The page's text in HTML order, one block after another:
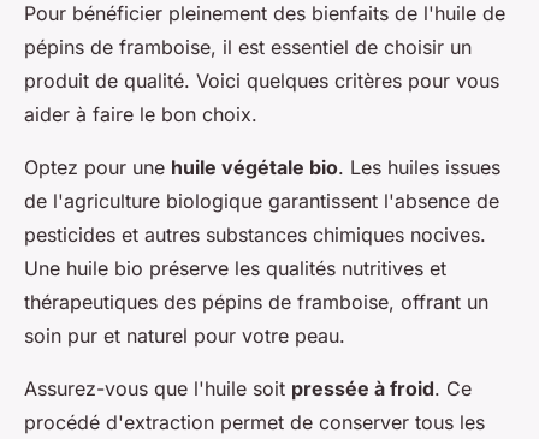
Pour bénéficier pleinement des bienfaits de l'huile de
pépins de framboise, il est essentiel de choisir un
produit de qualité. Voici quelques critères pour vous
aider à faire le bon choix.
Optez pour une huile végétale bio. Les huiles issues
de l'agriculture biologique garantissent l'absence de
pesticides et autres substances chimiques nocives.
Une huile bio préserve les qualités nutritives et
thérapeutiques des pépins de framboise, offrant un
soin pur et naturel pour votre peau.
Assurez-vous que l'huile soit pressée à froid. Ce
procédé d'extraction permet de conserver tous les